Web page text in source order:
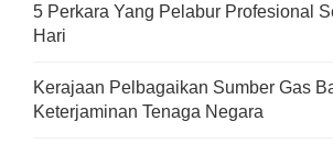
5 Perkara Yang Pelabur Profesional
Hari
Kerajaan Pelbagaikan Sumber Gas
Keterjaminan Tenaga Negara